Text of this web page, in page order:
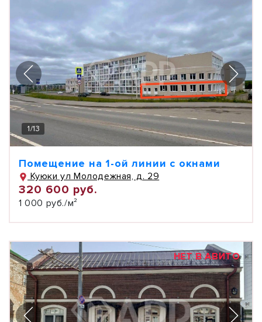
1/13
Помещение на 1-ой линии с окнами
Куюки ул Молодежная, д. 29
320 600 руб.
1 000 руб./м²
НЕТ В АВИТО